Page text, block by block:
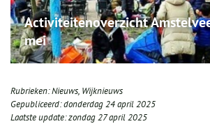
Activiteitenoverzicht
mei
Rubrieken:Nieuws, Wijknieuws
Gepubliceerd:donderdag 24 april 2025
Laatste update:zondag 27 april 2025